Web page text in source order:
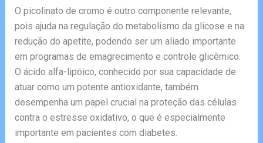
O picolinato de cromo é outro componente relevante,
pois ajuda na regulação do metabolismo da glicose e na
redução do apetite, podendo ser um aliado importante
em programas de emagrecimento e controle glicêmico.
O ácido alfa-lipóico, conhecido por sua capacidade de
atuar como um potente antioxidante, também
desempenha um papel crucial na proteção das células
contra o estresse oxidativo, o que é especialmente
importante em pacientes com diabetes.